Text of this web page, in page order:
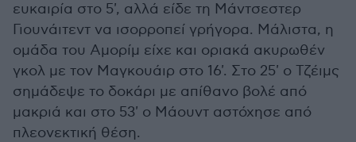
ευκαιρία στο 5', αλλά είδε τη Μάντσεστερ
Γιουνάιτεντ να ισορροπεί γρήγορα. Μάλιστα, η
ομάδα του Αμορίμ είχε και οριακά ακυρωθέν
γκολ με τον Μαγκουάιρ στο 16'. Στο 25' ο Τζέιμς
σημάδεψε το δοκάρι με απίθανο βολέ από
μακριά και στο 53' ο Μάουντ αστόχησε από
πλεονεκτική θέση.